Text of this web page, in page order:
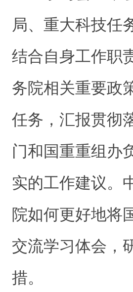
局、重大科技任
结合自身工作职
务院相关重要政
任务，汇报贯彻
门和国重重组办
实的工作建议。
院如何更好地将
交流学习体会，
措。